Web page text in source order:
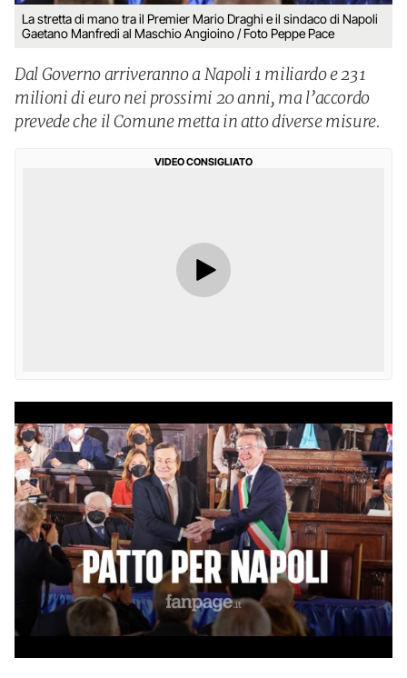
La stretta di mano tra il Premier Mario Draghi e il sindaco di Napoli
Gaetano Manfredi al Maschio Angioino / Foto Peppe Pace
Dal Governo arriveranno a Napoli 1 miliardo e 231
milioni di euro nei prossimi 20 anni, ma l’accordo
prevede che il Comune metta in atto diverse misure.
VIDEO CONSIGLIATO